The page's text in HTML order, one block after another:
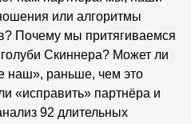
или алгоритмы
Почему мы притягиваемся
Скиннера? Может ли
наш», раньше, чем это
«исправить» партнёра и
92 длительных